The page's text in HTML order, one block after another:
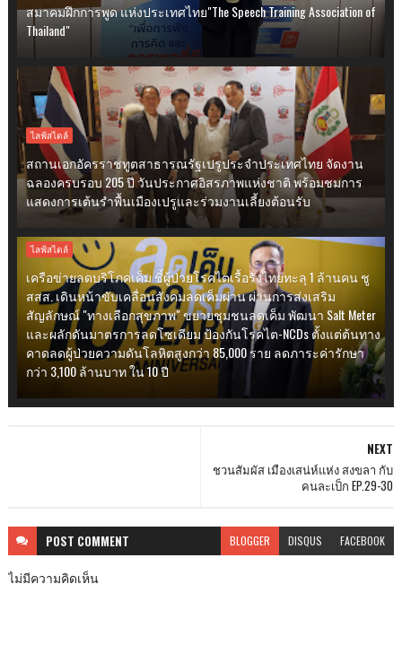
สมาคมฝึกการพูด แห่งประเทศไทย"The Speech Training Association of
Thailand"
ไลฟ์สไตล์
สถานเอกอัครราชทูตสาธารณรัฐเปรูประจำประเทศไทย จัดงาน
ฉลองครบรอบ 205 ปี วันประกาศอิสรภาพแห่งชาติ พร้อมชมการ
แสดงการเต้นรำพื้นเมืองเปรูและร่วมงานเลี้ยงต้อนรับ
ไลฟ์สไตล์
เครือข่ายลดบริโภคเค็ม ชี้ผู้ป่วยโรคไตเรื้อรังไทยทะลุ 1 ล้านคน ชู
สสส. เดินหน้าขับเคลื่อนสังคมลดเค็มผ่าน ผ่านการส่งเสริม
สัญลักษณ์ "ทางเลือกสุขภาพ" ขยายชุมชนลดเค็ม พัฒนา Salt Meter
และผลักดันมาตรการลดโซเดียม ป้องกันโรคไต-NCDs ตั้งแต่ต้นทาง
คาดลดผู้ป่วยความดันโลหิตสูงกว่า 85,000 ราย ลดภาระค่ารักษา
กว่า 3,100 ล้านบาท ใน 10 ปี
NEXT
ชวนสัมผัส เมืองเสน่ห์แห่ง สงขลา กับ
คนละเป็ก EP.29-30
POST COMMENT BLOGGER DISQUS FACEBOOK
ไม่มีความคิดเห็น